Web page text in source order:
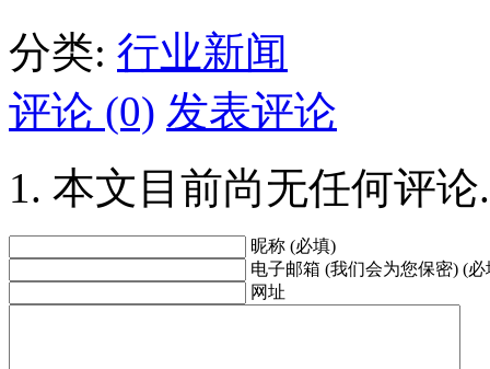
分类: 行业新闻
评论 (0) 发表评论
本文目前尚无任何评论.
昵称 (必填)
电子邮箱 (我们会为您保密) (必
网址